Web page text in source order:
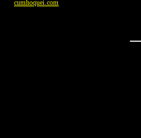
cumhoquei.com